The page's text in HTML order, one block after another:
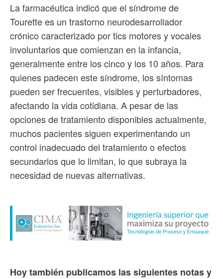
La farmacéutica indicó que el síndrome de
Tourette es un trastorno neurodesarrollador
crónico caracterizado por tics motores y vocales
involuntarios que comienzan en la infancia,
generalmente entre los cinco y los 10 años. Para
quienes padecen este síndrome, los síntomas
pueden ser frecuentes, visibles y perturbadores,
afectando la vida cotidiana. A pesar de las
opciones de tratamiento disponibles actualmente,
muchos pacientes siguen experimentando un
control inadecuado del tratamiento o efectos
secundarios que lo limitan, lo que subraya la
necesidad de nuevas alternativas.
Hoy también publicamos las siguientes notas y